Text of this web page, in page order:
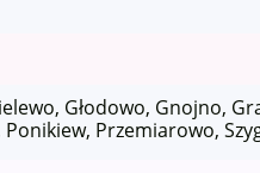
Głodowo, Gnojno,
Ponikiew, Przemiarowo,